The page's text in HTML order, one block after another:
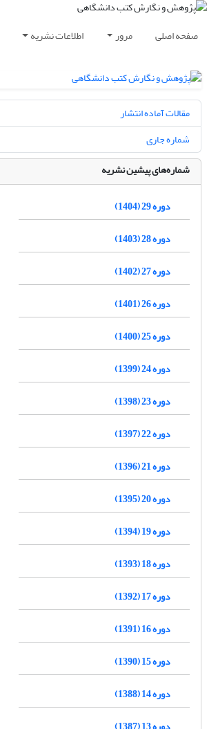
صفحه اصلی مرور اطلاعات نشریه
مقالات آماده انتشار
شماره جاری
شماره‌های پیشین نشریه
دوره 29 (1404)
دوره 28 (1403)
دوره 27 (1402)
دوره 26 (1401)
دوره 25 (1400)
دوره 24 (1399)
دوره 23 (1398)
دوره 22 (1397)
دوره 21 (1396)
دوره 20 (1395)
دوره 19 (1394)
دوره 18 (1393)
دوره 17 (1392)
دوره 16 (1391)
دوره 15 (1390)
دوره 14 (1388)